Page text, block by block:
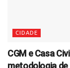
CIDADE
CGM e Casa
metodologia de